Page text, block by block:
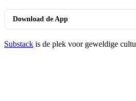
Download de App
Substack is de plek voor geweldige